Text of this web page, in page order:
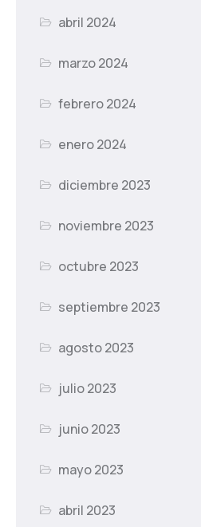
abril 2024
marzo 2024
febrero 2024
enero 2024
diciembre 2023
noviembre 2023
octubre 2023
septiembre 2023
agosto 2023
julio 2023
junio 2023
mayo 2023
abril 2023